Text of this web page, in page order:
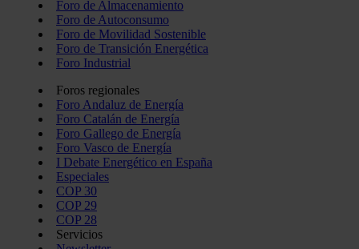
Foro de Almacenamiento
Foro de Autoconsumo
Foro de Movilidad Sostenible
Foro de Transición Energética
Foro Industrial
Foros regionales
Foro Andaluz de Energía
Foro Catalán de Energía
Foro Gallego de Energía
Foro Vasco de Energía
I Debate Energético en España
Especiales
COP 30
COP 29
COP 28
Servicios